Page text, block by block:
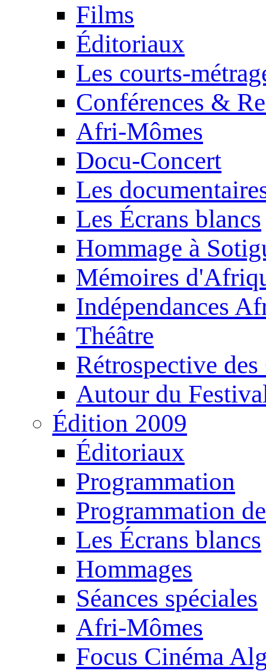
Films
Éditoriaux
Les courts-
Conférences &
Afri-Mômes
Docu-Concert
Les
Les Écrans blancs
Hommage à
Mémoires
Indépendances
Théâtre
Rétrospective
Autour du
Édition 2009
Éditoriaux
Programmation
Programmation
Les Écrans blancs
Hommages
Séances spéciales
Afri-Mômes
Focus Cinéma